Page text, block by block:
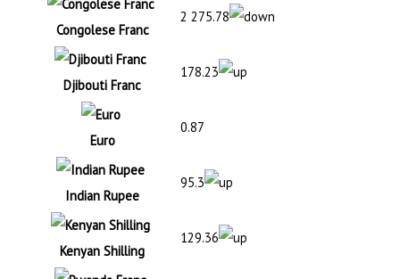
Congolese Franc
2 275.78
Djibouti Franc
178.23
Euro
0.87
Indian Rupee
95.3
Kenyan Shilling
129.36